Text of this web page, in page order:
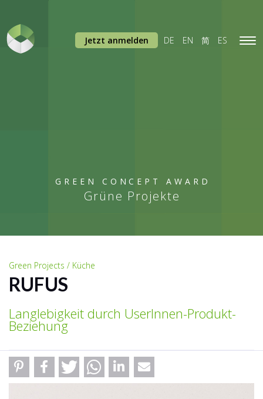
GREEN CONCEPT AWARD
Grüne Projekte
Jetzt anmelden DE EN 简 ES
Green Projects / Küche
RUFUS
Langlebigkeit durch UserInnen-Produkt-
Beziehung